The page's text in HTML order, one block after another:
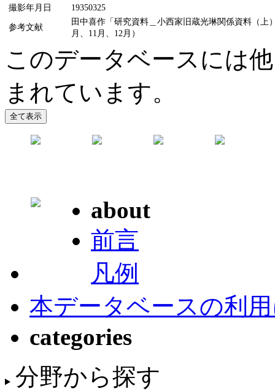
撮影年月日
19350325
参考文献
田中喜作「研究資料＿小西家旧蔵光琳関係資料（上
月、11月、12月）
このデータベースには
まれています。
about
前言
凡例
本データベースの利
categories
分野から探す